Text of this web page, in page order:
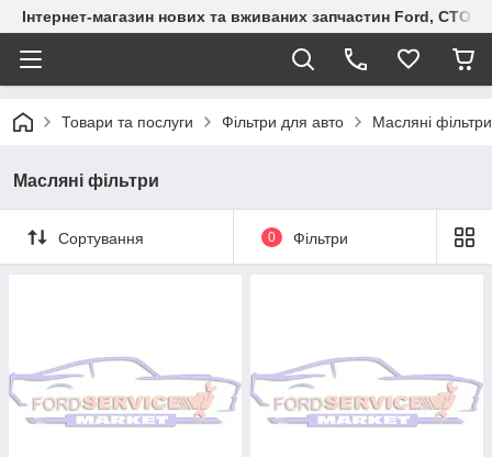
Інтернет-магазин нових та вживаних запчастин Ford, СТО
Товари та послуги Фільтри для авто Масляні фільтри
Масляні фільтри
Сортування 0 Фільтри